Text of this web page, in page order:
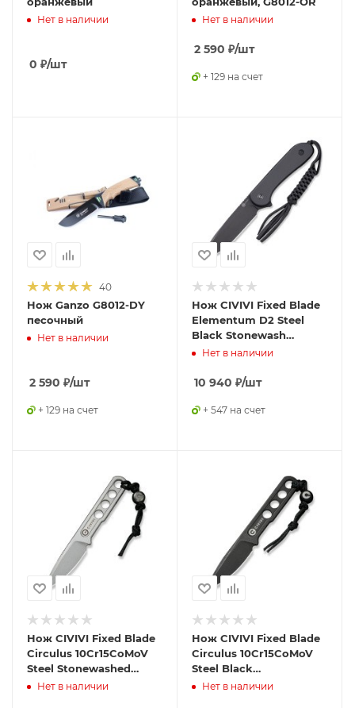
Нет в наличии
0 ₽/шт
Нет в наличии
2 590 ₽/шт
+ 129 на счет
40
Нож Ganzo G8012-DY
песочный
Нет в наличии
2 590 ₽/шт
+ 129 на счет
Нож CIVIVI Fixed Blade
Elementum D2 Steel
Black Stonewash
Handle G10 Black
Нет в наличии
10 940 ₽/шт
+ 547 на счет
Нож CIVIVI Fixed Blade
Circulus 10Cr15CoMoV
Steel Stonewashed
Ostap Hel Design
Нет в наличии
Нож CIVIVI Fixed Blade
Circulus 10Cr15CoMoV
Steel Black
Stonewashed Handle
Нет в наличии